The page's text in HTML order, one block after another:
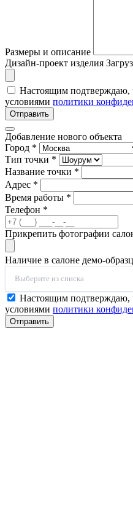
Размеры и описание
Дизайн-проект изделия
Настоящим подтверждаю,
условиями политики
Отправить
Добавление нового объекта
Город *
Тип точки *
Название точки *
Адрес *
Время работы *
Телефон *
Прикрепить фотографии
Наличие в салоне демо-
Выберите из списка
Настоящим подтверждаю,
условиями политики
Отправить